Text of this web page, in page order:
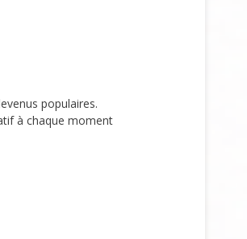
populaires.
à chaque moment